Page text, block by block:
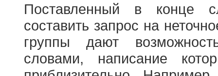
Поставленный в конце
составить запрос на
группы дают
словами, написание